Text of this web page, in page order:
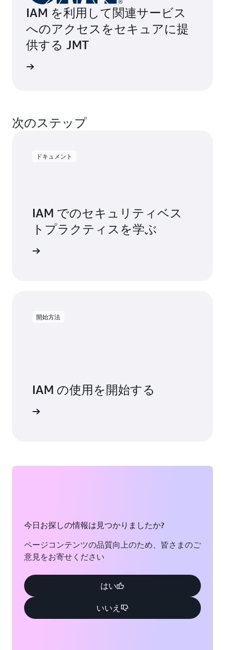
IAM を利用して関連サービス
へのアクセスをセキュアに提
供する JMT
次のステップ
ドキュメント
IAM でのセキュリティベス
トプラクティスを学ぶ
開始方法
IAM の使用を開始する
今日お探しの情報は見つかりましたか?
ページコンテンツの品質向上のため、皆さまのご
意見をお寄せください
はい
いいえ